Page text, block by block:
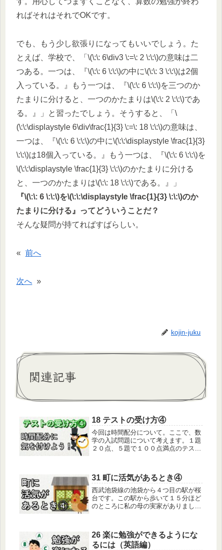
ればそれはそれでOKです。
でも、もう少し欲張りになってもいいでしょう。た
とえば、学校で、「\(\:\: 6\div3 \:=\: 2 \:\:\)の意味は二
つある。一つは、『\(\:\: 6 \:\:\)の中に\(\:\: 3 \:\:\)は2個
入っている。』もう一つは、『\(\:\: 6 \:\:\)を三つのか
たまりに分けると、一つのかたまりは\(\:\: 2 \:\:\)であ
る。』」と習ったでしょう。そうすると、「\
(\:\:\displaystyle 6\div\frac{1}{3} \:=\: 18 \:\:\)の意味は、
一つは、『\(\:\: 6 \:\:\)の中に\(\:\:\displaystyle \frac{1}{3}
\:\:\)は18個入っている。』もう一つは、『\(\:\: 6 \:\:\)を
\(\:\:\displaystyle \frac{1}{3} \:\:\)のかたまりに分ける
と、一つのかたまりは\(\:\: 18 \:\:\)である。』」
『\(\:\: 6 \:\:\)を\(\:\:\displaystyle \frac{1}{3} \:\:\)のか
たまりに分ける』ってどういうことだ？
そんな疑問が持てればすばらしい。
« 前へ
次へ »
kojin-juku
関連記事
18 テストの受け方④
今回は時間配分について。ここで、数
学の入試問題について考えます。１題
２０点、５題で１００点満点のテスト
て、どちらが良い点になるでしょう。
Ａさんが８０点、Ｂ君が６０点になり
ます...
31 町に活気があるとき④
西武池袋線の池袋から４つ目の駅が桜
台です。この駅から歩いて１５分ほど
のところに私の母の実家がありまし
にあったのですから、文句を言う筋で
はありません。が、徐々に住宅も増え
てきて...
26 楽に勉強ができるようにな
るには（英語編）